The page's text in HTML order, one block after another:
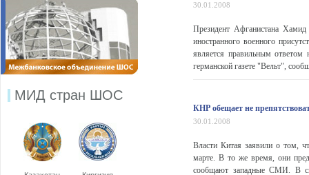
МИД стран ШОС
30.01.2008
Президент Афганистана
иностранного военного
является правильным
германской газете "Вельт",
КНР обещает не
30.01.2008
Власти Китая заявили о том,
марте. В то же время, они
сообщают западные СМИ. В